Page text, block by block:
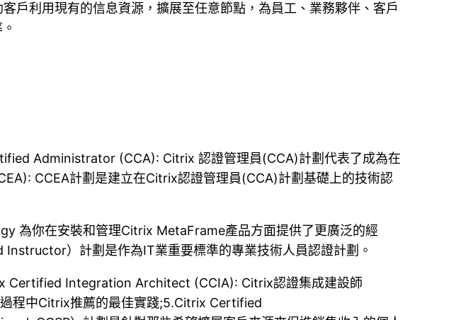
戶利用現有的信息資源，擴展至任意節點，為員工、業務夥伴、客戶
Administrator (CCA): Citrix 認證管理員(CCA)計劃代表了成為在
CCEA計劃是建立在Citrix認證管理員(CCA)計劃基礎上的技術認
為你在安裝和管理Citrix MetaFrame產品方面提供了更廣泛的經
）計劃是作為IT業重要標準的專業技術人員認證計劃。
Certified Integration Architect (CCIA): Citrix認證集成建設師
程中Citrix推薦的最佳實踐;5.Citrix Certified